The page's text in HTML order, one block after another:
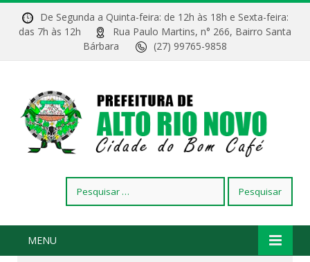
De Segunda a Quinta-feira: de 12h às 18h e Sexta-feira:
das 7h às 12h
Rua Paulo Martins, n° 266, Bairro Santa
Bárbara
(27) 99765-9858
por:
MENU